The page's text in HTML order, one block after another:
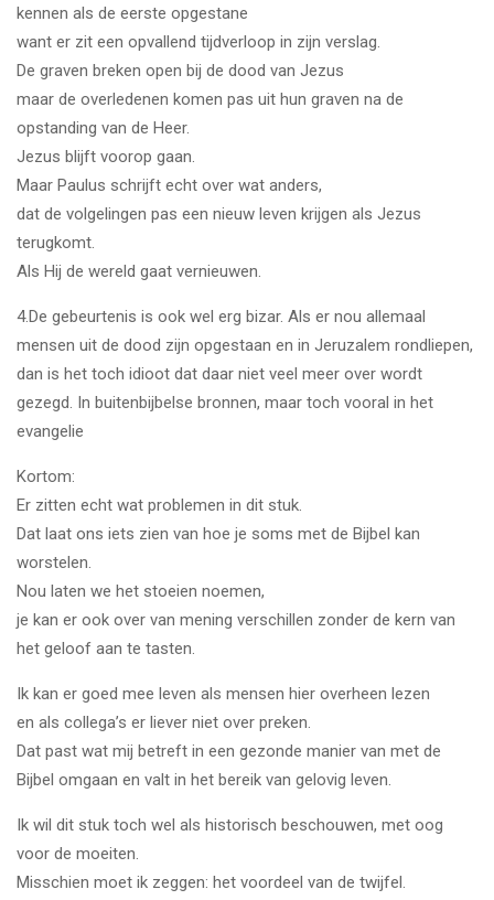
kennen als de eerste opgestane
want er zit een opvallend tijdverloop in zijn verslag.
De graven breken open bij de dood van Jezus
maar de overledenen komen pas uit hun graven na de
opstanding van de Heer.
Jezus blijft voorop gaan.
Maar Paulus schrijft echt over wat anders,
dat de volgelingen pas een nieuw leven krijgen als Jezus
terugkomt.
Als Hij de wereld gaat vernieuwen.
4.De gebeurtenis is ook wel erg bizar. Als er nou allemaal
mensen uit de dood zijn opgestaan en in Jeruzalem rondliepen,
dan is het toch idioot dat daar niet veel meer over wordt
gezegd. In buitenbijbelse bronnen, maar toch vooral in het
evangelie
Kortom:
Er zitten echt wat problemen in dit stuk.
Dat laat ons iets zien van hoe je soms met de Bijbel kan
worstelen.
Nou laten we het stoeien noemen,
je kan er ook over van mening verschillen zonder de kern van
het geloof aan te tasten.
Ik kan er goed mee leven als mensen hier overheen lezen
en als collega’s er liever niet over preken.
Dat past wat mij betreft in een gezonde manier van met de
Bijbel omgaan en valt in het bereik van gelovig leven.
Ik wil dit stuk toch wel als historisch beschouwen, met oog
voor de moeiten.
Misschien moet ik zeggen: het voordeel van de twijfel.